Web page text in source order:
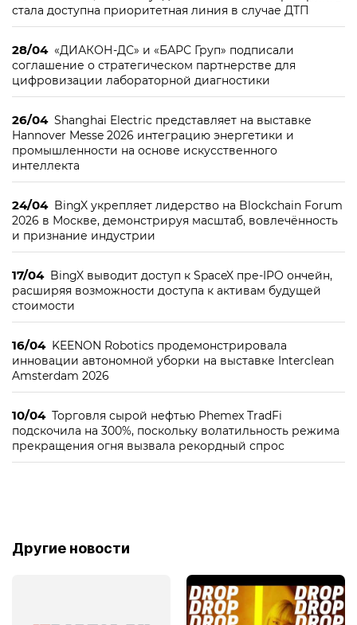
стала доступна приоритетная линия в случае ДТП
28/04 «ДИАКОН-ДС» и «БАРС Груп» подписали
соглашение о стратегическом партнерстве для
цифровизации лабораторной диагностики
26/04 Shanghai Electric представляет на выставке
Hannover Messe 2026 интеграцию энергетики и
промышленности на основе искусственного
интеллекта
24/04 BingX укрепляет лидерство на Blockchain Forum
2026 в Москве, демонстрируя масштаб, вовлечённость
и признание индустрии
17/04 BingX выводит доступ к SpaceX пре-IPO ончейн,
расширяя возможности доступа к активам будущей
стоимости
16/04 KEENON Robotics продемонстрировала
инновации автономной уборки на выставке Interclean
Amsterdam 2026
10/04 Торговля сырой нефтью Phemex TradFi
подскочила на 300%, поскольку волатильность режима
прекращения огня вызвала рекордный спрос
Другие новости